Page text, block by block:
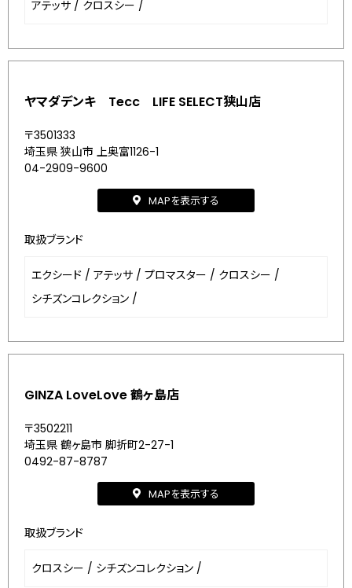
アテッサ / クロスシー /
ヤマダデンキ Tecc LIFE SELECT狭山店
〒3501333
埼玉県 狭山市 上奥富1126-1
04-2909-9600
MAPを表示する
取扱ブランド
エクシード / アテッサ / プロマスター / クロスシー /
シチズンコレクション /
GINZA LoveLove 鶴ヶ島店
〒3502211
埼玉県 鶴ヶ島市 脚折町2-27-1
0492-87-8787
MAPを表示する
取扱ブランド
クロスシー / シチズンコレクション /